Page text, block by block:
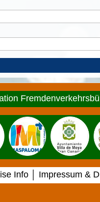
Info Impressum &